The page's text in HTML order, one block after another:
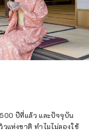
ปีที่แล้ว และปัจจุบัน
แห่งชาติ ทำไมไม่ลองใช้